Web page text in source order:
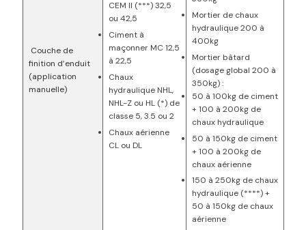
Couche de
finition d’enduit
(application
manuelle)
CEM II (***) 32,5
ou 42,5
Ciment à
maçonner MC 12,5
à 22,5
Chaux
hydraulique NHL,
NHL-Z ou HL (*) de
classe 5, 3.5 ou 2
Chaux aérienne
CL ou DL
Mortier de chaux
hydraulique 200 à
400kg
Mortier bâtard
(dosage global 200 à
350kg) :
50 à 100kg de ciment
+ 100 à 200kg de
chaux hydraulique
50 à 150kg de ciment
+ 100 à 200kg de
chaux aérienne
150 à 250kg de chaux
hydraulique (****) +
50 à 150kg de chaux
aérienne